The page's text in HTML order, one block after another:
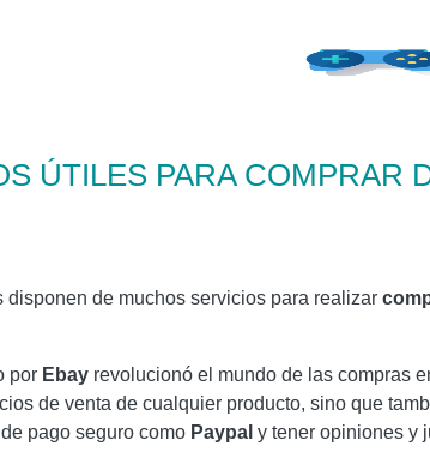
ÚTILES PARA COMPRAR
disponen de muchos servicios para realizar
por Ebay revolucionó el mundo de las compras
de venta de cualquier producto, sino que
pago seguro como Paypal y tener opiniones y